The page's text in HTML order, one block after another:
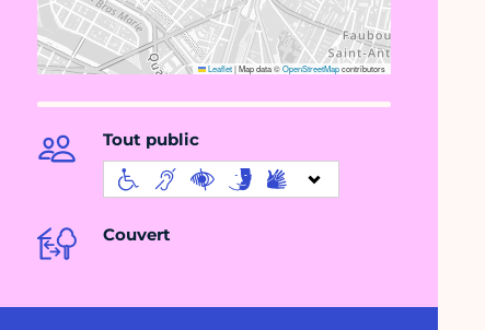
Leaflet|Map data ©OpenStreetMapcontributors
Tout public
Couvert